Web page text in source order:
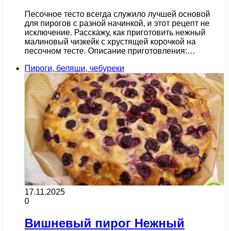
Песочное тесто всегда служило лучшей основой
для пирогов с разной начинкой, и этот рецепт не
исключение. Расскажу, как приготовить нежный
малиновый чизкейк с хрустящей корочкой на
песочном тесте. Описание приготовления:…
Пироги, беляши, чебуреки
17.11.2025
0
Вишневый пирог Нежный